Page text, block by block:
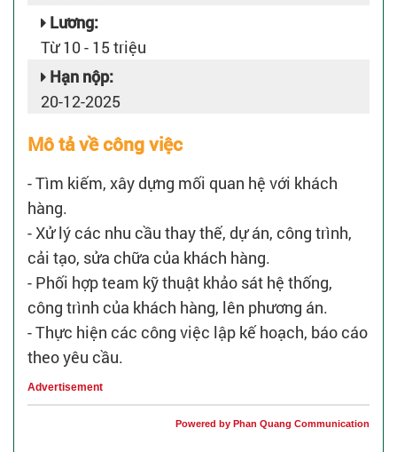
Lương:
Từ 10 - 15 triệu
Hạn nộp:
20-12-2025
Mô tả về công việc
- Tìm kiếm, xây dựng mối quan hệ với khách
hàng.
- Xử lý các nhu cầu thay thế, dự án, công trình,
cải tạo, sửa chữa của khách hàng.
- Phối hợp team kỹ thuật khảo sát hệ thống,
công trình của khách hàng, lên phương án.
- Thực hiện các công việc lập kế hoạch, báo cáo
theo yêu cầu.
Advertisement
Powered by Phan Quang Communication